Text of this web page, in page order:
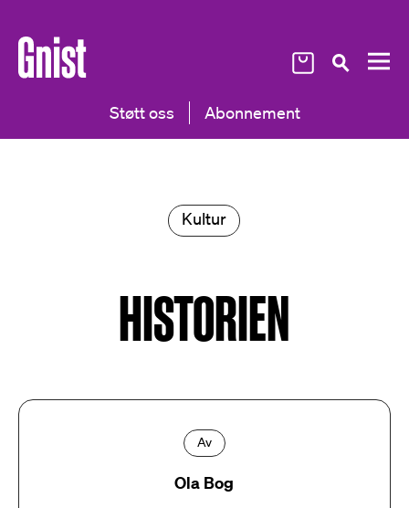
Støtt oss Abonnement
Kultur
HISTORIEN
Av
Ola Bog